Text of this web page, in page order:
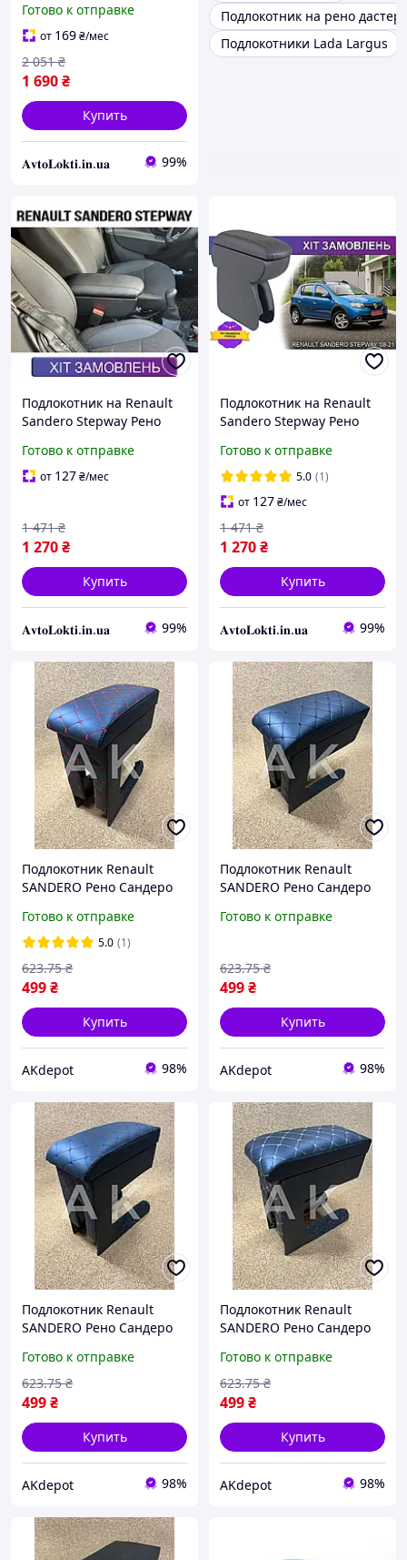
Готово к отправке
от 169₴/мес
1 690₴
2 051 ₴
Купить
𝐀𝐯𝐭𝐨𝐋𝐨𝐤𝐭𝐢.𝐢𝐧.𝐮𝐚 99%
Подлокотник на рено дастер
Подлокотники Lada Largus
Подлокотник на Renault
Sandero Stepway Рено
Готово к отправке
от 127₴/мес
1 270₴
1 471 ₴
Купить
𝐀𝐯𝐭𝐨𝐋𝐨𝐤𝐭𝐢.𝐢𝐧.𝐮𝐚 99%
Подлокотник на Renault
Sandero Stepway Рено
Готово к отправке
5.0 (1)
от 127₴/мес
1 270₴
1 471 ₴
Купить
𝐀𝐯𝐭𝐨𝐋𝐨𝐤𝐭𝐢.𝐢𝐧.𝐮𝐚 99%
Подлокотник Renault
SANDERO Рено Сандеро
строчкой ТЮНИНГ
Готово к отправке
5.0 (1)
499₴
623.75 ₴
Купить
AKdepot 98%
Подлокотник Renault
SANDERO Рено Сандеро
строчкой ТЮНИНГ
Готово к отправке
499₴
623.75 ₴
Купить
AKdepot 98%
Подлокотник Renault
SANDERO Рено Сандеро
строчкой ТЮНИНГ
Готово к отправке
499₴
623.75 ₴
Купить
AKdepot 98%
Подлокотник Renault
SANDERO Рено Сандеро
строчкой ТЮНИНГ
Готово к отправке
499₴
623.75 ₴
Купить
AKdepot 98%